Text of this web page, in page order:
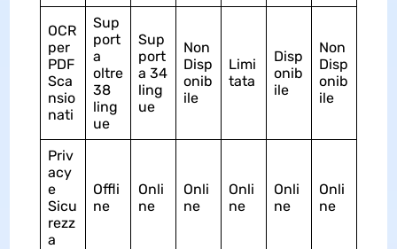
OCR
per
PDF
Sca
nsio
nati
Sup
port
a
oltre
38
ling
ue
Sup
port
a 34
ling
ue
Non
Disp
onib
ile
Limi
tata
Disp
onib
ile
Non
Disp
onib
ile
Priv
acy
e
Sicu
rezz
a
Offli
ne
Onli
ne
Onli
ne
Onli
ne
Onli
ne
Onli
ne